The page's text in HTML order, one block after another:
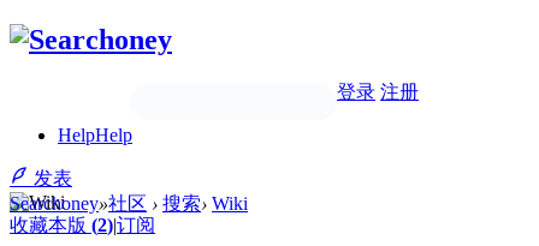
登录 注册
HelpHelp
发表
Searchoney»社区 › 搜索› Wiki
收藏本版 (2)|订阅